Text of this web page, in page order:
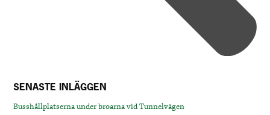
SENASTE INLÄGGEN
Busshållplatserna under broarna vid Tunnelvägen